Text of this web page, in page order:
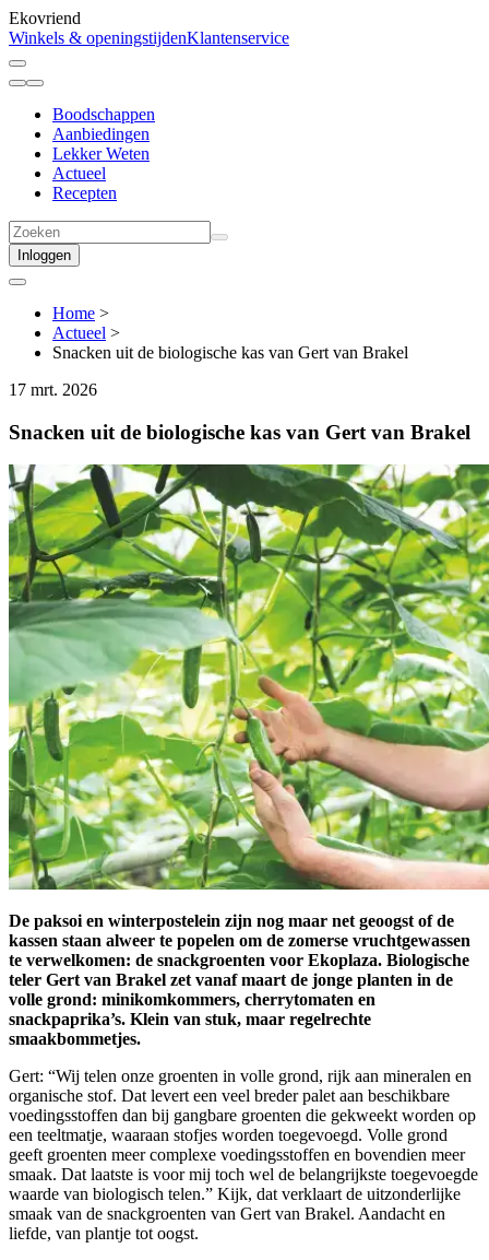
Ekovriend
Winkels & openingstijdenKlantenservice
Boodschappen
Aanbiedingen
Lekker Weten
Actueel
Recepten
Inloggen
Home >
Actueel >
Snacken uit de biologische kas van Gert van Brakel
17 mrt. 2026
Snacken uit de biologische kas van Gert van Brakel
De paksoi en winterpostelein zijn nog maar net geoogst of de
kassen staan alweer te popelen om de zomerse vruchtgewassen
te verwelkomen: de snackgroenten voor Ekoplaza. Biologische
teler Gert van Brakel zet vanaf maart de jonge planten in de
volle grond: minikomkommers, cherrytomaten en
snackpaprika’s. Klein van stuk, maar regelrechte
smaakbommetjes.
Gert: “Wij telen onze groenten in volle grond, rijk aan mineralen en
organische stof. Dat levert een veel breder palet aan beschikbare
voedingsstoffen dan bij gangbare groenten die gekweekt worden op
een teeltmatje, waaraan stofjes worden toegevoegd. Volle grond
geeft groenten meer complexe voedingsstoffen en bovendien meer
smaak. Dat laatste is voor mij toch wel de belangrijkste toegevoegde
waarde van biologisch telen.” Kijk, dat verklaart de uitzonderlijke
smaak van de snackgroenten van Gert van Brakel. Aandacht en
liefde, van plantje tot oogst.